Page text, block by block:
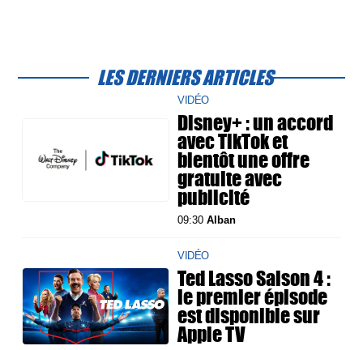
LES DERNIERS ARTICLES
VIDÉO
Disney+ : un accord
avec TikTok et
bientôt une offre
gratuite avec
publicité
09:30Alban
VIDÉO
Ted Lasso Saison 4 :
le premier épisode
est disponible sur
Apple TV